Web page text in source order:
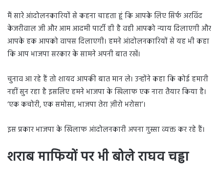
मैं सारे आंदोलनकारियों से कहना चाहता हूं कि आपके लिए सिर्फ अरविंद
केजरीवाल जी और आम आदमी पार्टी ही है वही आपको न्याय दिलाएगी और
आपके हक आपको वापस दिलाएगी। हमने आंदोलनकारियों से यह भी कहा
कि आप भाजपा सरकार के सामने अपनी बात रखें।
चुनाव आ रहे हैं तो शायद आपकी बात मान ले। उन्होंने कहा कि कोई हमारी
नहीं सुन रहा है इसलिए हमने भाजपा के खिलाफ एक नारा तैयार किया है।
‘एक कचोरी, एक समोसा, भाजपा तेरा ज़ीरो भरोसा’।
इस प्रकार भाजपा के खिलाफ आंदोलनकारी अपना गुस्सा व्यक्त कर रहे हैं।
शराब माफियों पर भी बोले राघव चड्ढा